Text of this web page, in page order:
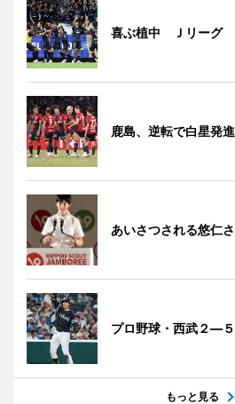
喜ぶ植中 Ｊリーグ
鹿島、逆転で白星発
あいさつされる悠仁
プロ野球・西武２―
もっと見る